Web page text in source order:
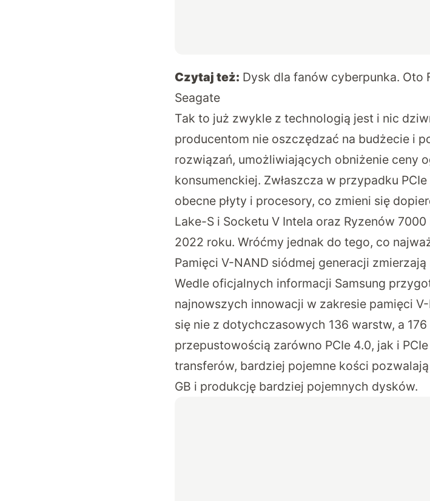
Czytaj też: Dysk dla fanów cyberpunka. Oto
Seagate
Tak to już zwykle z technologią jest i nic
producentom nie oszczędzać na budżecie i
rozwiązań, umożliwiających obniżenie ceny
konsumenckiej. Zwłaszcza w przypadku
obecne płyty i procesory, co zmieni się
Lake-S i Socketu V Intela oraz Ryzenów
2022 roku. Wróćmy jednak do tego, co
Pamięci V-NAND siódmej generacji zmierzają
Wedle oficjalnych informacji Samsung
najnowszych innowacji w zakresie pamięci
się nie z dotychczasowych 136 warstw, a
przepustowością zarówno PCIe 4.0, jak i
transferów, bardziej pojemne kości
GB i produkcję bardziej pojemnych dysków.